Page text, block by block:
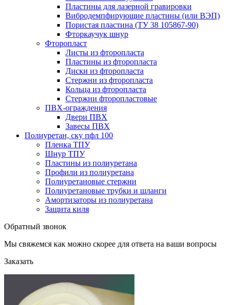
Пластины для лазерной гравировки
Вибродемпфирующие пластины (или ВЭП)
Пористая пластина (ТУ 38 105867-90)
Фторкаучук шнур
Фторопласт
Листы из фторопласта
Пластины из фторопласта
Диски из фторопласта
Стержни из фторопласта
Кольца из фторопласта
Стержни фторопластовые
ПВХ-ограждения
Двери ПВХ
Завесы ПВХ
Полиуретан, ску пфл 100
Пленка ТПУ
Шнур ТПУ
Пластины из полиуретана
Профили из полиуретана
Полиуретановые стержни
Полиуретановые трубки и шланги
Амортизаторы из полиуретана
Защита киля
Обратный звонок
Мы свяжемся как можно скорее для ответа на ваши вопросы
Заказать